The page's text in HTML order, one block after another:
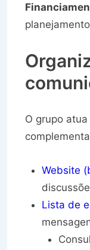
O grupo
Website
Lista de